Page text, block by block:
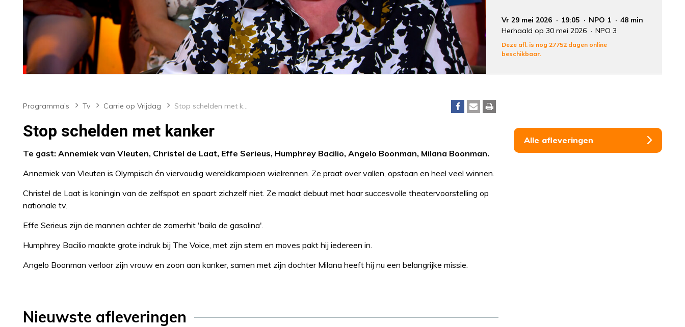
Vr 29 mei 2026 19:05 NPO 1
48 min
Herhaald op 30 mei 2026
NPO 3
Deze afl. is nog 27752 dagen online
beschikbaar.
Programma’s Tv Carrie op Vrijdag Stop schelden met kanker
Stop schelden met kanker
Te gast: Annemiek van Vleuten, Christel de Laat, Effe Serieus, Humphrey Bacilio, Angelo Boonman, Milana Boonman.
Annemiek van Vleuten is Olympisch én viervoudig wereldkampioen wielrennen. Ze praat over vallen, opstaan en heel veel winnen.
Christel de Laat is koningin van de zelfspot en spaart zichzelf niet. Ze maakt debuut met haar succesvolle theatervoorstelling op
nationale tv.
Effe Serieus zijn de mannen achter de zomerhit 'baila de gasolina'.
Humphrey Bacilio maakte grote indruk bij The Voice, met zijn stem en moves pakt hij iedereen in.
Angelo Boonman verloor zijn vrouw en zoon aan kanker, samen met zijn dochter Milana heeft hij nu een belangrijke missie.
Nieuwste afleveringen
Alle afleveringen